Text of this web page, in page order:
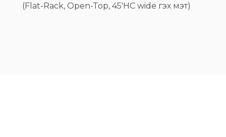
(Flat-Rack, Open-Top, 45'HC wide гэх мэт)